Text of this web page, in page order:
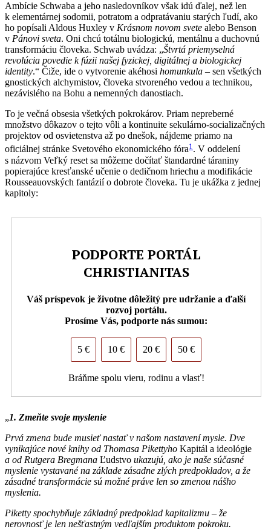
Ambície Schwaba a jeho nasledovníkov však idú ďalej, než len
k elementárnej sodomii, potratom a odpratávaniu starých ľudí, ako
ho popísali Aldous Huxley v Krásnom novom svete alebo Benson
v Pánovi sveta. Oni chcú totálnu biologickú, mentálnu a duchovnú
transformáciu človeka. Schwab uvádza: „Štvrtá priemyselná
revolúcia povedie k fúzii našej fyzickej, digitálnej a biologickej
identity.“ Čiže, ide o vytvorenie akéhosi homunkula – sen všetkých
gnostických alchymistov, človeka stvoreného vedou a technikou,
nezávislého na Bohu a nemenných danostiach.
To je večná obsesia všetkých pokrokárov. Priam nepreberné
množstvo dôkazov o tejto vôli a kontinuite sekulárno-socializačných
projektov od osvietenstva až po dnešok, nájdeme priamo na
oficiálnej stránke Svetového ekonomického fóra1 . V oddelení
s názvom Veľký reset sa môžeme dočítať štandardné táraniny
popierajúce kresťanské učenie o dedičnom hriechu a modifikácie
Rousseauovských fantázií o dobrote človeka. Tu je ukážka z jednej
kapitoly:
PODPORTE PORTÁL
CHRISTIANITAS
Váš príspevok je životne dôležitý pre udržanie a ďalší
rozvoj portálu.
Prosíme Vás, podporte nás sumou:
5 € 10 € 20 € 50 €
Bráňme spolu vieru, rodinu a vlasť!
„1. Zmeňte svoje myslenie
Prvá zmena bude musieť nastať v našom nastavení mysle. Dve
vynikajúce nové knihy od Thomasa Pikettyho Kapitál a ideológie
a od Rutgera Bregmana Ľudstvo ukazujú, ako je naše súčasné
myslenie vystavané na základe zásadne zlých predpokladov, a že
zásadné transformácie sú možné práve len so zmenou nášho
myslenia.
Piketty spochybňuje základný predpoklad kapitalizmu – že
nerovnosť je len nešťastným vedľajším produktom pokroku.